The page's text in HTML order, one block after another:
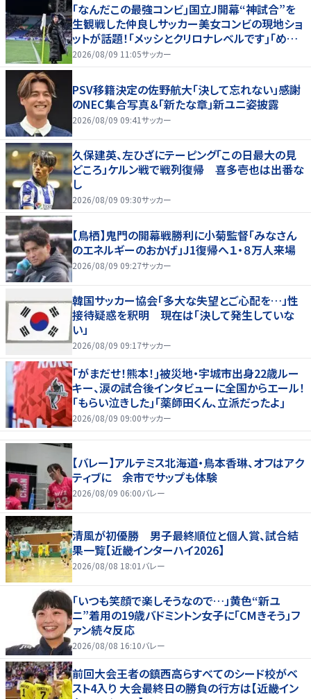
｢なんだこの最強コンビ｣国立J開幕“神試合”を
生観戦した仲良しサッカー美女コンビの現地ショ
ットが話題！｢メッシとクリロナレベルです｣｢めちゃ
くちゃ可愛い｣
2026/08/09 11:05サッカー
PSV移籍決定の佐野航大「決して忘れない」感謝
のNEC集合写真＆「新たな章」新ユニ姿披露
2026/08/09 09:41サッカー
久保建英、左ひざにテーピング「この日最大の見
どころ」ケルン戦で戦列復帰 喜多壱也は出番な
し
2026/08/09 09:30サッカー
【鳥栖】鬼門の開幕戦勝利に小菊監督「みなさん
のエネルギーのおかげ」J1復帰へ１・８万人来場
2026/08/09 09:27サッカー
韓国サッカー協会「多大な失望とご心配を…」性
接待疑惑を釈明 現在は「決して発生していな
い」
2026/08/09 09:17サッカー
｢がまだせ！熊本！｣被災地・宇城市出身22歳ルー
キー、涙の試合後インタビューに全国からエール！
｢もらい泣きした｣｢薬師田くん、立派だったよ｣
2026/08/09 09:00サッカー
【バレー】アルテミス北海道・鳥本香琳、オフはアク
ティブに 余市でサップも体験
2026/08/09 06:00バレー
清風が初優勝 男子最終順位と個人賞、試合結
果一覧【近畿インターハイ2026】
2026/08/08 18:01 バレー
「いつも笑顔で楽しそうなので…」黄色“新ユ
ニ”着用の19歳バドミントン女子に「CMきそう」フ
ァン続々反応
2026/08/08 16:10バレー
前回大会王者の鎮西高らすべてのシード校がベ
スト4入り 大会最終日の勝負の行方は【近畿イン